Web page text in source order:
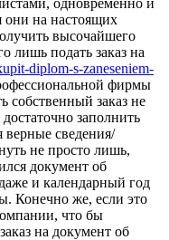
они на настоящих
высочайшего
лишь подать заказ на
diplom-s-zaneseniem-
фирмы
собственный заказ не
заполнить
верные сведения/
не просто лишь,
документ об
и календарный год
Конечно же, если это
что бы
на документ об